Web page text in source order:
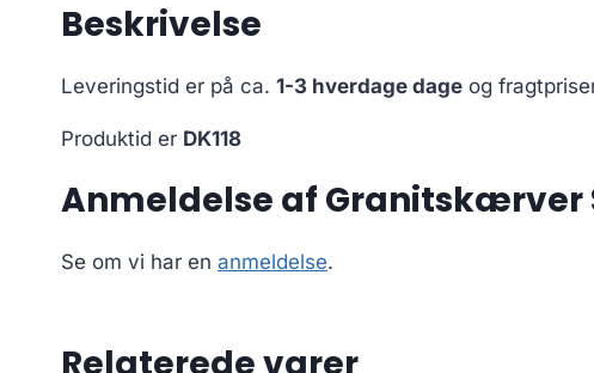
Beskrivelse
Leveringstid er på ca. 1-3 hverdage dage og
Produktid er DK118
Anmeldelse af Granitskærver
Se om vi har en anmeldelse.